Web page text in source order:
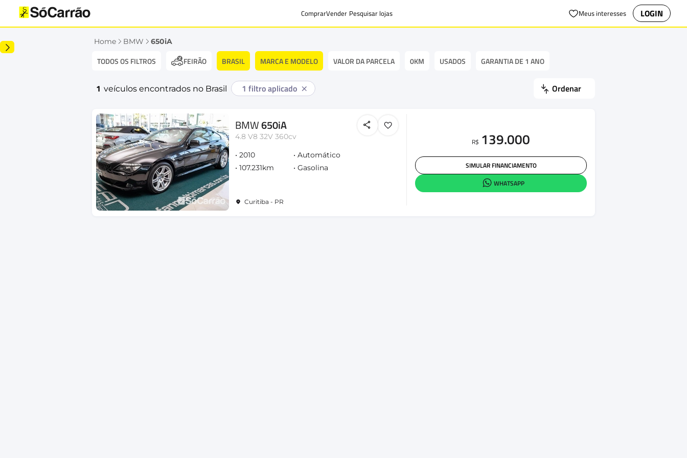
ComprarVender Pesquisar lojas Meus interesses LOGIN
Home BMW 650iA
TODOS OS FILTROS FEIRÃO BRASIL MARCA E MODELO VALOR DA PARCELA 0KM USADOS GARANTIA DE 1 ANO
1 veículos encontrados no Brasil 1 filtro aplicado Ordenar
BMW650iA
4.8 V8 32V 360cv
2010
Automático
107.231km
Gasolina
Curitiba - PR
R$ 139.000
SIMULAR FINANCIAMENTO
WHATSAPP